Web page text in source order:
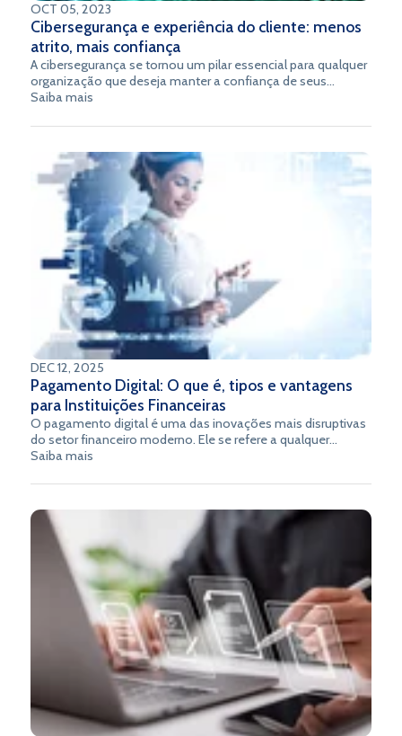
OCT 05, 2023
Cibersegurança e experiência do cliente: menos
atrito, mais confiança
A cibersegurança se tornou um pilar essencial para qualquer
organização que deseja manter a confiança de seus
clientes e proteger seus ativos digitais. Mas, além de sua
a cibersegurança desempenha um papel fundamental na
Saiba mais
DEC 12, 2025
Pagamento Digital: O que é, tipos e vantagens
para Instituições Financeiras
O pagamento digital é uma das inovações mais disruptivas
do setor financeiro moderno. Ele se refere a qualquer
transação realizada eletronicamente — sem a necessidade
pessoas, empresas e instituições em tempo real.
Saiba mais